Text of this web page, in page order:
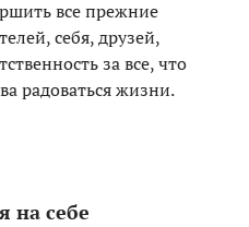
все прежние
себя, друзей,
за все, что
радоваться жизни.
на себе